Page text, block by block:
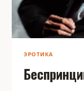
ЭРОТИКА